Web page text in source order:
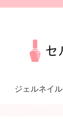
ジェルネイル